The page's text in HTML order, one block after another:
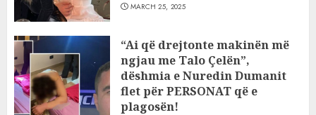
MARCH 25, 2025
“Ai që drejtonte makinën më
ngjau me Talo Çelën”,
dëshmia e Nuredin Dumanit
flet për PERSONAT që e
plagosën!